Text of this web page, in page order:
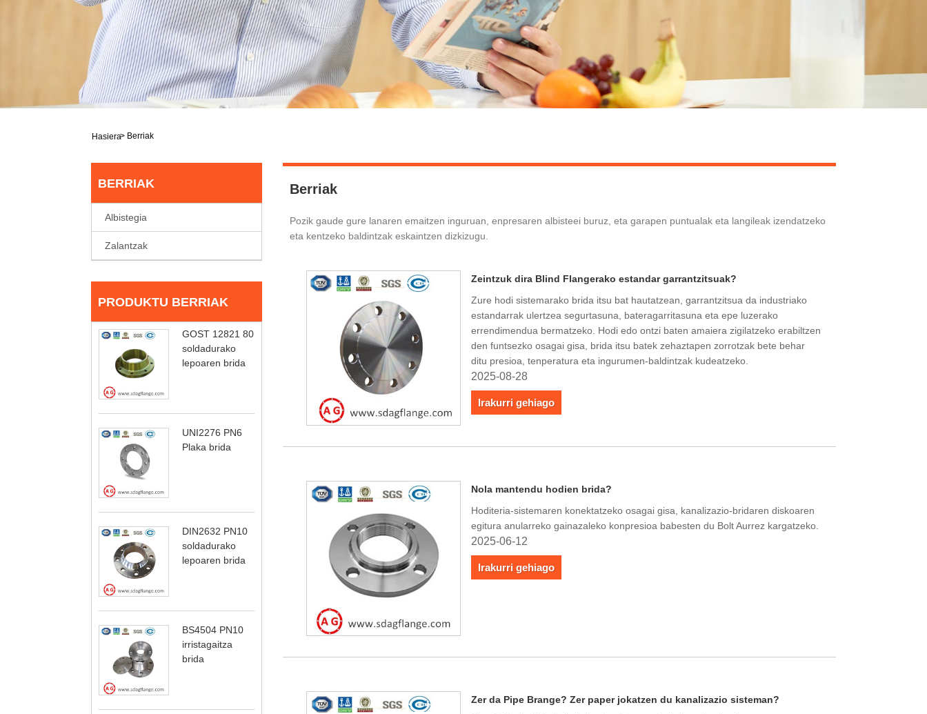
Hasiera> Berriak
BERRIAK
Albistegia
Zalantzak
PRODUKTU BERRIAK
GOST 12821 80
soldadurako
lepoaren brida
UNI2276 PN6
Plaka brida
DIN2632 PN10
soldadurako
lepoaren brida
BS4504 PN10
irristagaitza
brida
Berriak
Pozik gaude gure lanaren emaitzen inguruan, enpresaren albisteei buruz, eta garapen puntualak eta langileak izendatzeko
eta kentzeko baldintzak eskaintzen dizkizugu.
Zeintzuk dira Blind Flangerako estandar garrantzitsuak?
Zure hodi sistemarako brida itsu bat hautatzean, garrantzitsua da industriako
estandarrak ulertzea segurtasuna, bateragarritasuna eta epe luzerako
errendimendua bermatzeko. Hodi edo ontzi baten amaiera zigilatzeko erabiltzen
den funtsezko osagai gisa, brida itsu batek zehaztapen zorrotzak bete behar
ditu presioa, tenperatura eta ingurumen-baldintzak kudeatzeko.
2025-08-28
Irakurri gehiago
Nola mantendu hodien brida?
Hoditeria-sistemaren konektatzeko osagai gisa, kanalizazio-bridaren diskoaren
egitura anularreko gainazaleko konpresioa babesten du Bolt Aurrez kargatzeko.
2025-06-12
Irakurri gehiago
Zer da Pipe Brange? Zer paper jokatzen du kanalizazio sisteman?